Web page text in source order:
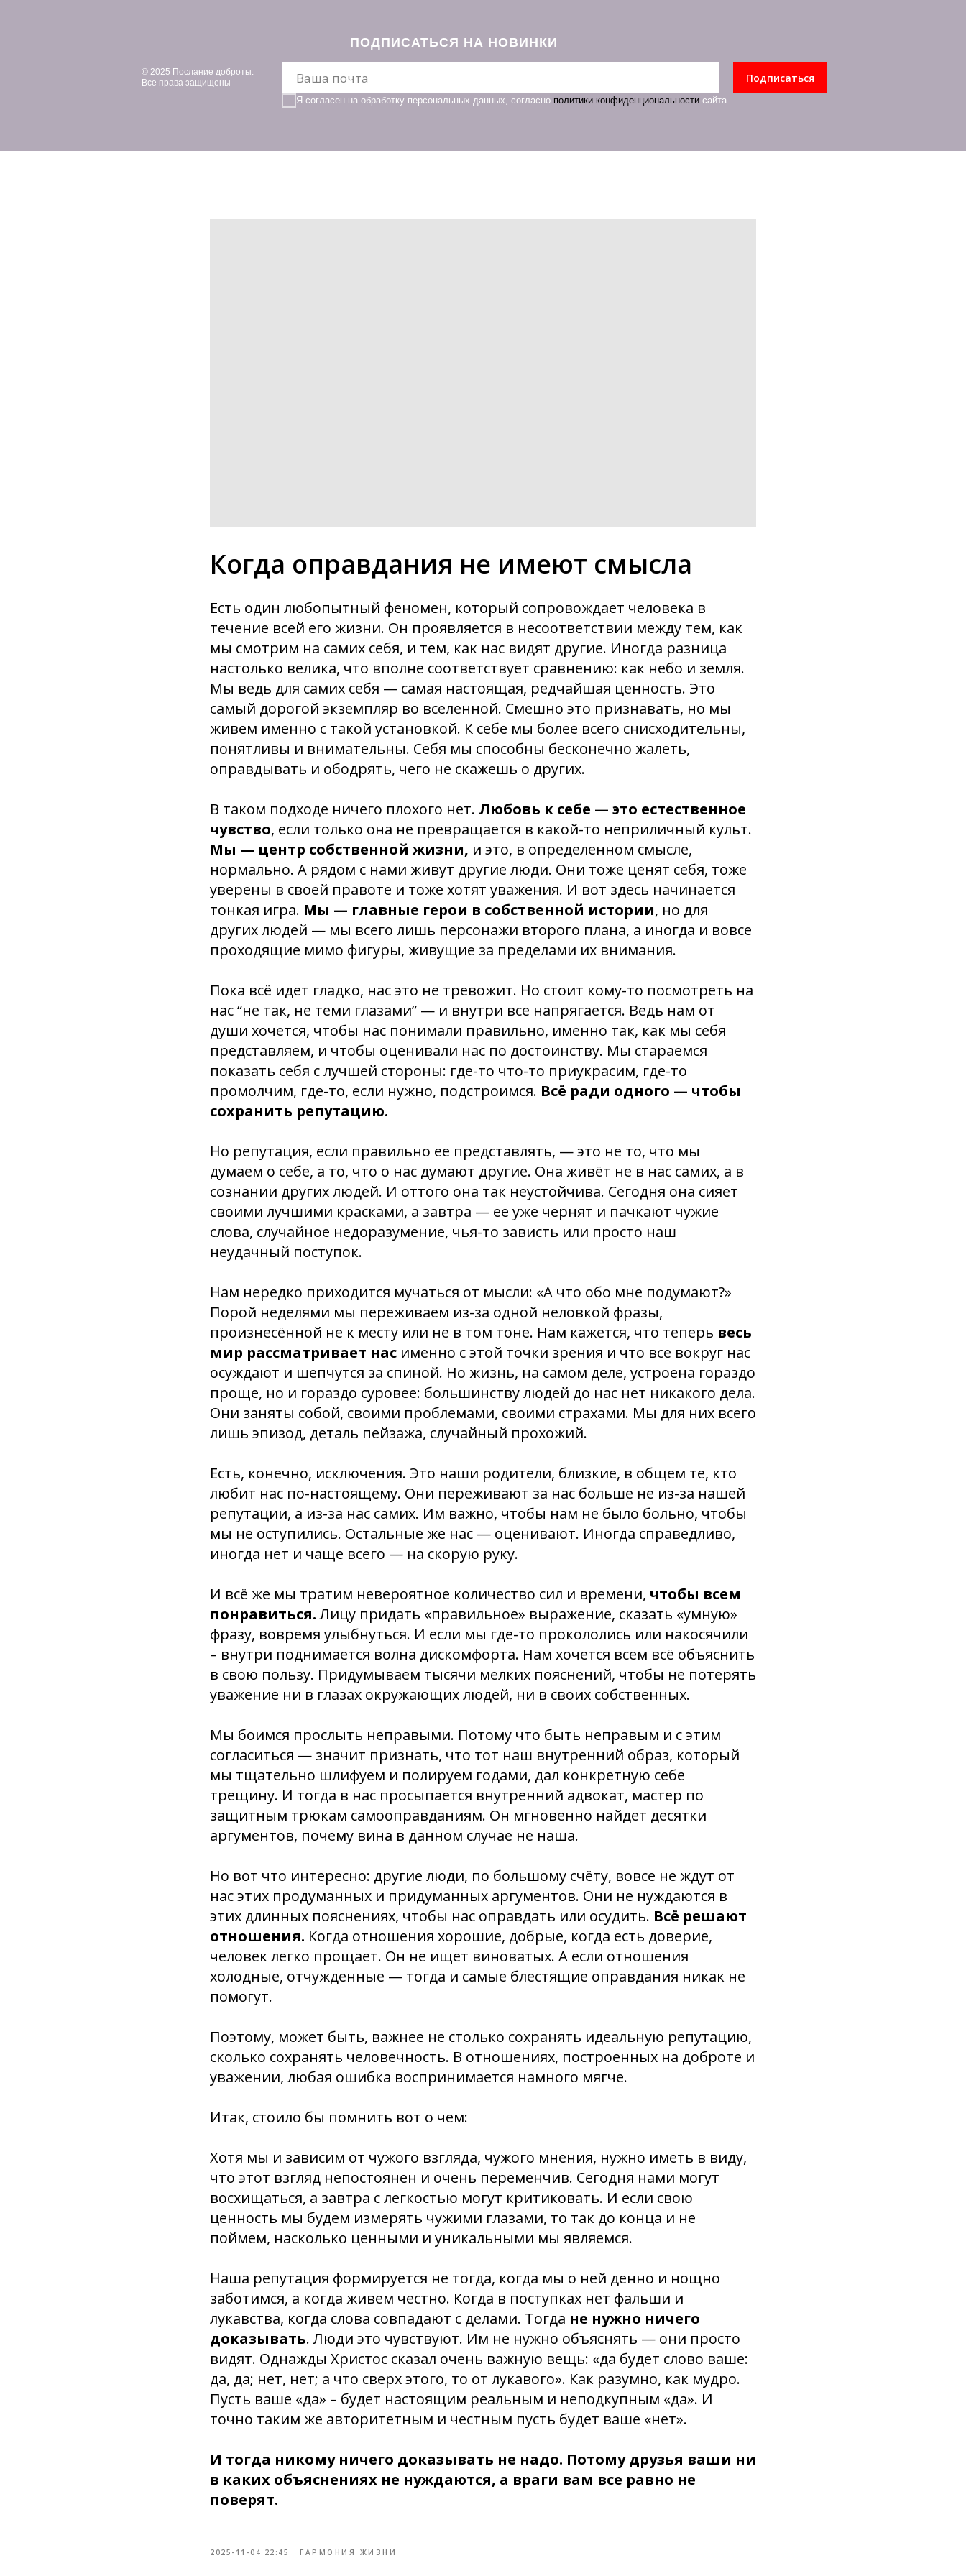
© 2025 Послание доброты.
Все права защищены
Я согласен на обработку персональных данных, согласно политики конфиденциональности сайта
Подписаться
ПОДПИСАТЬСЯ НА НОВИНКИ
Когда оправдания не имеют смысла
Есть один любопытный феномен, который сопровождает человека в
течение всей его жизни. Он проявляется в несоответствии между тем, как
мы смотрим на самих себя, и тем, как нас видят другие. Иногда разница
настолько велика, что вполне соответствует сравнению: как небо и земля.
Мы ведь для самих себя — самая настоящая, редчайшая ценность. Это
самый дорогой экземпляр во вселенной. Смешно это признавать, но мы
живем именно с такой установкой. К себе мы более всего снисходительны,
понятливы и внимательны. Себя мы способны бесконечно жалеть,
оправдывать и ободрять, чего не скажешь о других.
В таком подходе ничего плохого нет. Любовь к себе — это естественное
чувство, если только она не превращается в какой-то неприличный культ.
Мы — центр собственной жизни, и это, в определенном смысле,
нормально. А рядом с нами живут другие люди. Они тоже ценят себя, тоже
уверены в своей правоте и тоже хотят уважения. И вот здесь начинается
тонкая игра. Мы — главные герои в собственной истории, но для
других людей — мы всего лишь персонажи второго плана, а иногда и вовсе
проходящие мимо фигуры, живущие за пределами их внимания.
Пока всё идет гладко, нас это не тревожит. Но стоит кому-то посмотреть на
нас “не так, не теми глазами” — и внутри все напрягается. Ведь нам от
души хочется, чтобы нас понимали правильно, именно так, как мы себя
представляем, и чтобы оценивали нас по достоинству. Мы стараемся
показать себя с лучшей стороны: где-то что-то приукрасим, где-то
промолчим, где-то, если нужно, подстроимся. Всё ради одного — чтобы
сохранить репутацию.
Но репутация, если правильно ее представлять, — это не то, что мы
думаем о себе, а то, что о нас думают другие. Она живёт не в нас самих, а в
сознании других людей. И оттого она так неустойчива. Сегодня она сияет
своими лучшими красками, а завтра — ее уже чернят и пачкают чужие
слова, случайное недоразумение, чья-то зависть или просто наш
неудачный поступок.
Нам нередко приходится мучаться от мысли: «А что обо мне подумают?»
Порой неделями мы переживаем из-за одной неловкой фразы,
произнесённой не к месту или не в том тоне. Нам кажется, что теперь весь
мир рассматривает нас именно с этой точки зрения и что все вокруг нас
осуждают и шепчутся за спиной. Но жизнь, на самом деле, устроена гораздо
проще, но и гораздо суровее: большинству людей до нас нет никакого дела.
Они заняты собой, своими проблемами, своими страхами. Мы для них всего
лишь эпизод, деталь пейзажа, случайный прохожий.
Есть, конечно, исключения. Это наши родители, близкие, в общем те, кто
любит нас по-настоящему. Они переживают за нас больше не из-за нашей
репутации, а из-за нас самих. Им важно, чтобы нам не было больно, чтобы
мы не оступились. Остальные же нас — оценивают. Иногда справедливо,
иногда нет и чаще всего — на скорую руку.
И всё же мы тратим невероятное количество сил и времени, чтобы всем
понравиться.Лицу придать «правильное» выражение, сказать «умную»
фразу, вовремя улыбнуться. И если мы где-то прокололись или накосячили
– внутри поднимается волна дискомфорта. Нам хочется всем всё объяснить
в свою пользу. Придумываем тысячи мелких пояснений, чтобы не потерять
уважение ни в глазах окружающих людей, ни в своих собственных.
Мы боимся прослыть неправыми. Потому что быть неправым и с этим
согласиться — значит признать, что тот наш внутренний образ, который
мы тщательно шлифуем и полируем годами, дал конкретную себе
трещину. И тогда в нас просыпается внутренний адвокат, мастер по
защитным трюкам самооправданиям. Он мгновенно найдет десятки
аргументов, почему вина в данном случае не наша.
Но вот что интересно: другие люди, по большому счёту, вовсе не ждут от
нас этих продуманных и придуманных аргументов. Они не нуждаются в
этих длинных пояснениях, чтобы нас оправдать или осудить. Всё решают
отношения. Когда отношения хорошие, добрые, когда есть доверие,
человек легко прощает. Он не ищет виноватых. А если отношения
холодные, отчужденные — тогда и самые блестящие оправдания никак не
помогут.
Поэтому, может быть, важнее не столько сохранять идеальную репутацию,
сколько сохранять человечность. В отношениях, построенных на доброте и
уважении, любая ошибка воспринимается намного мягче.
Итак, стоило бы помнить вот о чем:
Хотя мы и зависим от чужого взгляда, чужого мнения, нужно иметь в виду,
что этот взгляд непостоянен и очень переменчив. Сегодня нами могут
восхищаться, а завтра с легкостью могут критиковать. И если свою
ценность мы будем измерять чужими глазами, то так до конца и не
поймем, насколько ценными и уникальными мы являемся.
Наша репутация формируется не тогда, когда мы о ней денно и нощно
заботимся, а когда живем честно. Когда в поступках нет фальши и
лукавства, когда слова совпадают с делами. Тогда не нужно ничего
доказывать. Люди это чувствуют. Им не нужно объяснять — они просто
видят. Однажды Христос сказал очень важную вещь: «да будет слово ваше:
да, да; нет, нет; а что сверх этого, то от лукавого». Как разумно, как мудро.
Пусть ваше «да» – будет настоящим реальным и неподкупным «да». И
точно таким же авторитетным и честным пусть будет ваше «нет».
И тогда никому ничего доказывать не надо. Потому друзья ваши ни
в каких объяснениях не нуждаются, а враги вам все равно не
поверят.
2025-11-04 22:45 ГАРМОНИЯ ЖИЗНИ